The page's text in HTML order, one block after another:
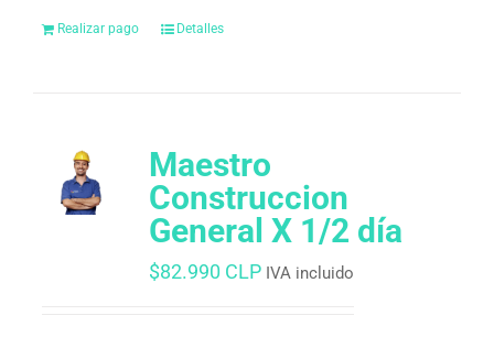
Realizar pago Detalles
Maestro
Construccion
General X 1/2 día
$82.990 CLP IVA incluido